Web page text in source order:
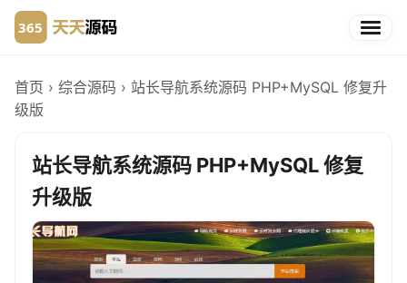
首页 › 综合源码 › 站长导航系统源码 PHP+MySQL 修复升
级版
站长导航系统源码 PHP+MySQL 修复
升级版